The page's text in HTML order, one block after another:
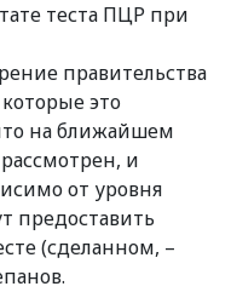
теста ПЦР при
правительства
это
на ближайшем
и
от уровня
предоставить
(сделанном, –